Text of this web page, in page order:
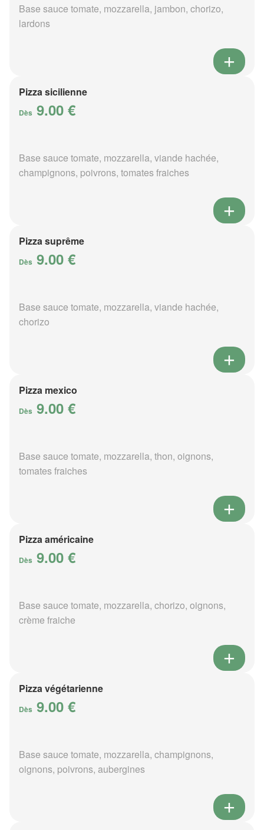
Base sauce tomate, mozzarella, jambon, chorizo,
lardons
Pizza sicilienne
Dès 9.00 €
Base sauce tomate, mozzarella, viande hachée,
champignons, poivrons, tomates fraiches
Pizza suprême
Dès 9.00 €
Base sauce tomate, mozzarella, viande hachée,
chorizo
Pizza mexico
Dès 9.00 €
Base sauce tomate, mozzarella, thon, oignons,
tomates fraiches
Pizza américaine
Dès 9.00 €
Base sauce tomate, mozzarella, chorizo, oignons,
crème fraiche
Pizza végétarienne
Dès 9.00 €
Base sauce tomate, mozzarella, champignons,
oignons, poivrons, aubergines